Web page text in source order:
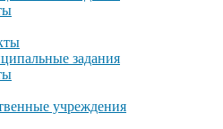
задания
учреждения